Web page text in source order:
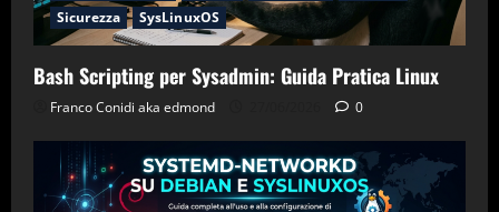
Sicurezza
SysLinuxOS
Bash Scripting per Sysadmin: Guida Pratica Linux
Franco Conidi aka edmond 0